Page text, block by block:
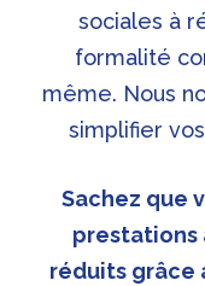
sociales à
formalité
même. Nous
simplifier
Sachez que
prestations
réduits grâce